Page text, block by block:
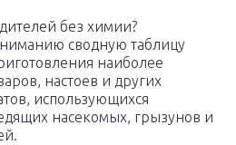
без химии?
сводную таблицу
наиболее
настоев и других
использующихся
насекомых, грызунов и